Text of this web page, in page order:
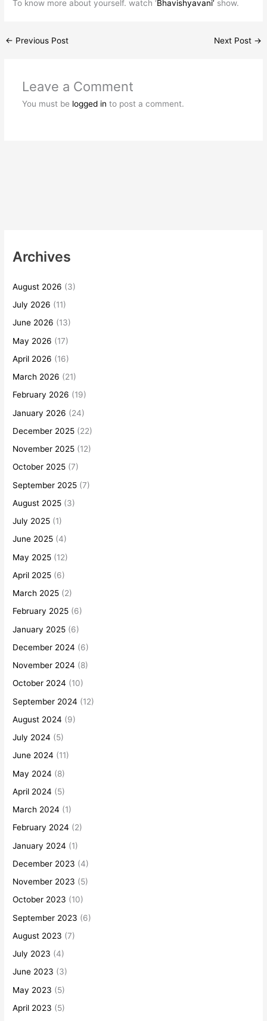
To know more about yourself. watch ‘Bhavishyavani’ show.
← Previous Post Next Post →
Leave a Comment
You must be logged in to post a comment.
Archives
August 2026 (3)
July 2026 (11)
June 2026 (13)
May 2026 (17)
April 2026 (16)
March 2026 (21)
February 2026 (19)
January 2026 (24)
December 2025 (22)
November 2025 (12)
October 2025 (7)
September 2025 (7)
August 2025 (3)
July 2025 (1)
June 2025 (4)
May 2025 (12)
April 2025 (6)
March 2025 (2)
February 2025 (6)
January 2025 (6)
December 2024 (6)
November 2024 (8)
October 2024 (10)
September 2024 (12)
August 2024 (9)
July 2024 (5)
June 2024 (11)
May 2024 (8)
April 2024 (5)
March 2024 (1)
February 2024 (2)
January 2024 (1)
December 2023 (4)
November 2023 (5)
October 2023 (10)
September 2023 (6)
August 2023 (7)
July 2023 (4)
June 2023 (3)
May 2023 (5)
April 2023 (5)